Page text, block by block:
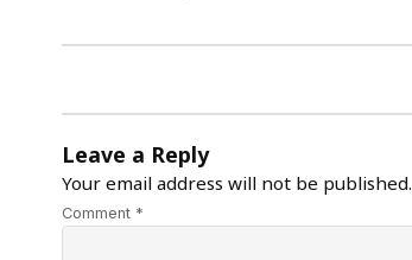
Leave a Reply
Your email address will not be published.
Comment *